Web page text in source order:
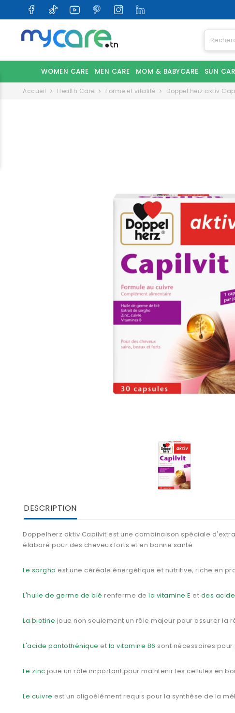
WOMEN CARE MEN CARE MOM & BABYCARE SUN
Accueil Health Care Forme et vitalité Doppel herz aktiv
DESCRIPTION
Doppelherz aktiv Capilvit est une combinaison spéciale
élaboré pour des cheveux forts et en bonne santé.
Le sorgho est une céréale énergétique et nutritive, riche en
L'huile de germe de blé renferme de la vitamine E et des
La biotine joue non seulement un rôle majeur pour assurer la
L'acide pantothénique et la vitamine B6 sont nécessaires
Le zinc joue un rôle important pour maintenir les cellules en
Le cuivre est un oligoélément requis pour la synthèse de la